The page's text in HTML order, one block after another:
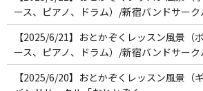
ース、ピアノ、ドラム）/新宿バンドサーク
【2025/6/21】おとかぞくレッスン風景（
ース、ピアノ、ドラム）/新宿バンドサーク
【2025/6/20】おとかぞくレッスン風景（